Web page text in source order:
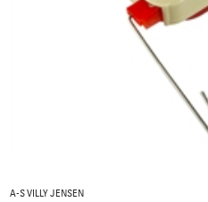
A-S VILLY JENSEN